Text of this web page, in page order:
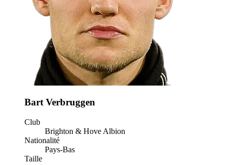
Bart Verbruggen
Club
Brighton & Hove Albion
Nationalité
Pays-Bas
Taille